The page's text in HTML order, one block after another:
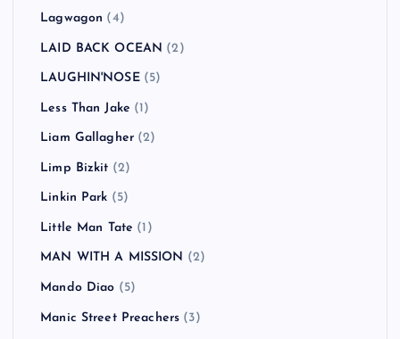
Lagwagon (4)
LAID BACK OCEAN (2)
LAUGHIN'NOSE(5)
Less Than Jake (1)
Liam Gallagher (2)
Limp Bizkit (2)
Linkin Park (5)
Little Man Tate (1)
MAN WITH A MISSION (2)
Mando Diao (5)
Manic Street Preachers (3)